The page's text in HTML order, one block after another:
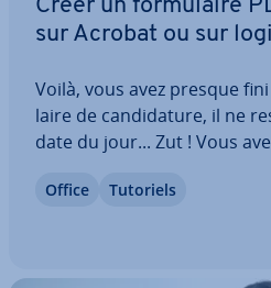
Créer un for­mu­laire
sur Acrobat ou sur
Voilà, vous avez presque
laire de can­di­da­ture, il ne
date du jour... Zut ! Vous
risquent d’invalider votre
Office Tutoriels